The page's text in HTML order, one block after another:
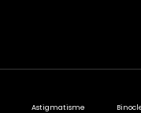
Astigmatisme